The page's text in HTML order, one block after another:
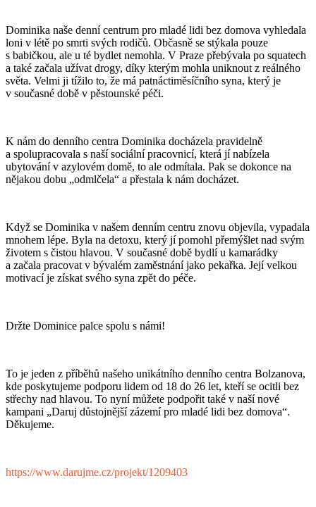
Dominika naše denní centrum pro mladé lidi bez domova vyhledala
loni v létě po smrti svých rodičů. Občasně se stýkala pouze
s babičkou, ale u té bydlet nemohla. V Praze přebývala po squatech
a také začala užívat drogy, díky kterým mohla uniknout z reálného
světa. Velmi ji tížilo to, že má patnáctiměsíčního syna, který je
v současné době v pěstounské péči.
K nám do denního centra Dominika docházela pravidelně
a spolupracovala s naší sociální pracovnicí, která jí nabízela
ubytování v azylovém domě, to ale odmítala. Pak se dokonce na
nějakou dobu „odmlčela“ a přestala k nám docházet.
Když se Dominika v našem denním centru znovu objevila, vypadala
mnohem lépe. Byla na detoxu, který jí pomohl přemýšlet nad svým
životem s čistou hlavou. V současné době bydlí u kamarádky
a začala pracovat v bývalém zaměstnání jako pekařka. Její velkou
motivací je získat svého syna zpět do péče.
Držte Dominice palce spolu s námi!
To je jeden z příběhů našeho unikátního denního centra Bolzanova,
kde poskytujeme podporu lidem od 18 do 26 let, kteří se ocitli bez
střechy nad hlavou. To nyní můžete podpořit také v naší nové
kampani „Daruj důstojnější zázemí pro mladé lidi bez domova“.
Děkujeme.
https://www.darujme.cz/projekt/1209403